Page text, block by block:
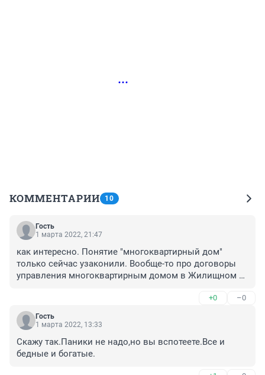
КОММЕНТАРИИ 10
Гость
1 марта 2022, 21:47
как интересно. Понятие "многоквартирный дом"
только сейчас узаконили. Вообще-то про договоры
управления многоквартирным домом в Жилищном
договор имеется. Вот ведь как, оказывается. Договор
заключаем на то, о чем понятия нет.
+0 –0
Гость
1 марта 2022, 13:33
Скажу так.Паники не надо,но вы вспотеете.Все и
бедные и богатые.